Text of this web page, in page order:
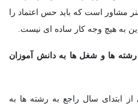
مشاور است که باید حس اعتماد را
به هیچ وجه کار ساده ای نیست.
رشته ها و شغل ها به دانش آموزان
ابتدای سال راجع به رشته ها به